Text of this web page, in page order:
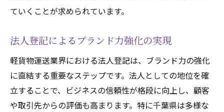
ていくことが求められています。
法人登記によるブランド力強化の実現
軽貨物運送業界における法人登記は、ブランド力の強化
に直結する重要なステップです。法人としての地位を確
立することで、ビジネスの信頼性が格段に向上し、顧客
や取引先からの評価も高まります。特に千葉県は多様な